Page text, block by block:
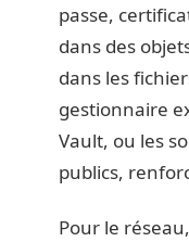
passe,
dans des
dans les
gestionnaire
Vault, ou les
publics,
Pour le